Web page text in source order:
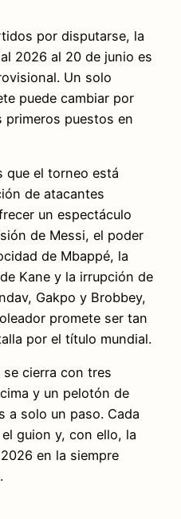
por disputarse, la
2026 al 20 de junio es
Un solo
puede cambiar por
primeros puestos en
que el torneo está
de atacantes
un espectáculo
de Messi, el poder
de Mbappé, la
Kane y la irrupción de
Gakpo y Brobbey,
promete ser tan
por el título mundial.
cierra con tres
y un pelotón de
a solo un paso. Cada
guion y, con ello, la
en la siempre